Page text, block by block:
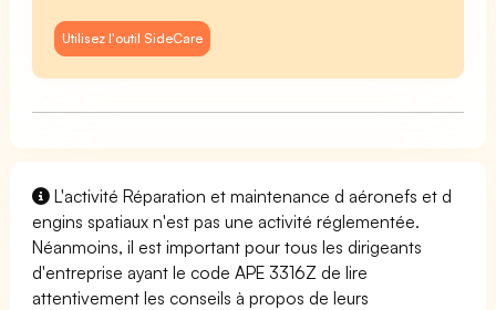
Utilisez l'outil SideCare
L'activité Réparation et maintenance d aéronefs et d
engins spatiaux n'est pas une activité réglementée.
Néanmoins, il est important pour tous les dirigeants
d'entreprise ayant le code APE 3316Z de lire
attentivement les conseils à propos de leurs